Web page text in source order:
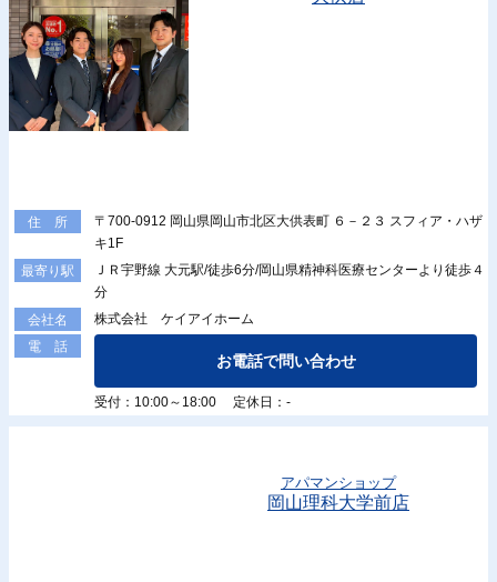
住 所
〒700-0912 岡山県岡山市北区大供表町 ６－２３ スフィア・ハザ
キ1F
最寄り駅
ＪＲ宇野線 大元駅/徒歩6分/岡山県精神科医療センターより徒歩４
分
会社名
株式会社 ケイアイホーム
電 話
お電話で問い合わせ
受付：10:00～18:00 定休日：-
アパマンショップ
岡山理科大学前店